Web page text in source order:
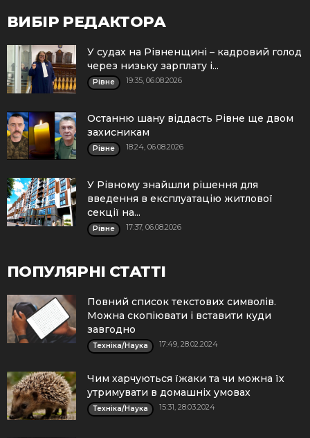
ВИБІР РЕДАКТОРА
У судах на Рівненщині – кадровий голод
через низьку зарплату і...
Рівне 19:35, 06.08.2026
Останню шану віддасть Рівне ще двом
захисникам
Рівне 18:24, 06.08.2026
У Рівному знайшли рішення для
введення в експлуатацію житлової
секції на...
Рівне 17:37, 06.08.2026
ПОПУЛЯРНІ СТАТТІ
Повний список текстових символів.
Можна скопіювати і вставити куди
завгодно
Техніка/Наука 17:49, 28.02.2024
Чим харчуються їжаки та чи можна їх
утримувати в домашніх умовах
Техніка/Наука 15:31, 28.03.2024